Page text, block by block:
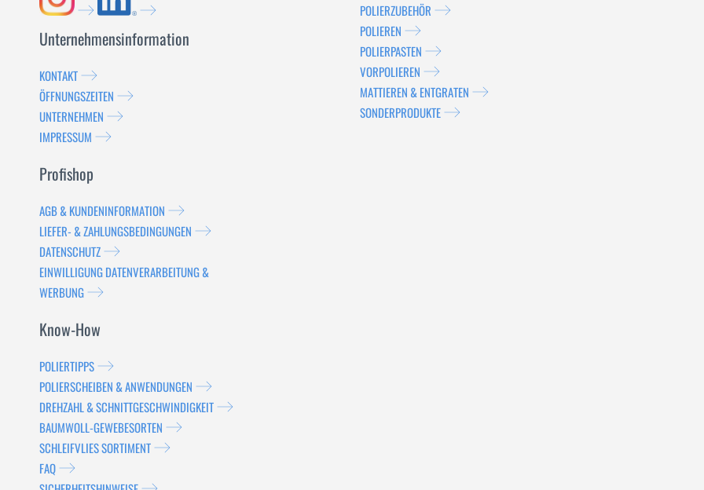
Unternehmensinformation
KONTAKT
ÖFFNUNGSZEITEN
UNTERNEHMEN
IMPRESSUM
Profishop
AGB & KUNDENINFORMATION
LIEFER- & ZAHLUNGSBEDINGUNGEN
DATENSCHUTZ
EINWILLIGUNG DATENVERARBEITUNG &
WERBUNG
Know-How
POLIERTIPPS
POLIERSCHEIBEN & ANWENDUNGEN
DREHZAHL & SCHNITTGESCHWINDIGKEIT
BAUMWOLL-GEWEBESORTEN
SCHLEIFVLIES SORTIMENT
FAQ
POLIERZUBEHÖR
POLIEREN
POLIERPASTEN
VORPOLIEREN
MATTIEREN & ENTGRATEN
SONDERPRODUKTE